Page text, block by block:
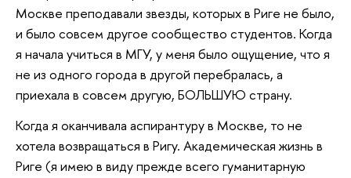
Москве преподавали звезды, которых в Риге не было,
и было совсем другое сообщество студентов. Когда
я начала учиться в МГУ, у меня было ощущение, что я
не из одного города в другой перебралась, а
приехала в совсем другую, БОЛЬШУЮ страну.
Когда я оканчивала аспирантуру в Москве, то не
хотела возвращаться в Ригу. Академическая жизнь в
Риге (я имею в виду прежде всего гуманитарную